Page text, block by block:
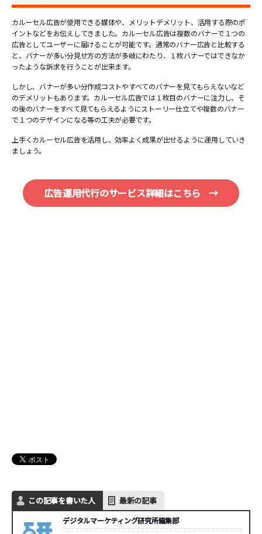
カルーセル広告が使用できる媒体や、メリットデメリット、活用する際のポ
イントなどをお伝えしてきました。カルーセル広告は複数のバナーで１つの
広告としてユーザーに届けることが可能です。通常のバナー広告と比較する
と、バナーが多い分見せ方の方法が多岐にわたり、１枚バナーではできなか
ったような訴求を行うことが出来ます。
しかし、バナーが多い分作成コストやすべてのバナーを見てもらえないなど
のデメリットもあります。カルーセル広告では１枚目のバナーに注力し、そ
の後のバナーをすべて見てもらえるようにストーリー仕立てや複数のバナー
で１つのデザインになる等の工夫が必要です。
上手くカルーセル広告を活用し、効率よく成果が出せるように運用していき
ましょう。
広告運用代行のサービス詳細はこちら →
この記事を書いた人 最新の記事
デジタルマーケティング研究所編集部